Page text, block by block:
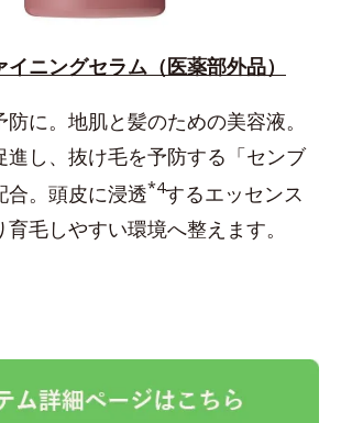
ニングセラム（医薬部外品）
に。地肌と髪のための美容液。
進し、抜け毛を予防する「センブ
合。頭皮に浸透*4するエッセンス
毛しやすい環境へ整えます。